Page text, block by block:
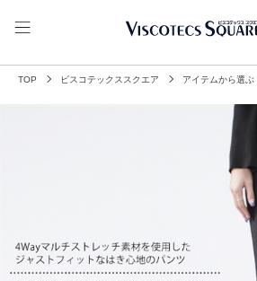
TOP ビスコテックススクエア アイテムから選ぶ